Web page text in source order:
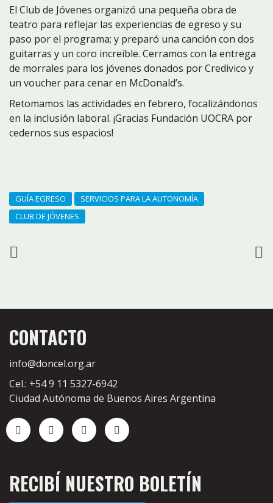
El Club de Jóvenes organizó una pequeña obra de
teatro para reflejar las experiencias de egreso y su
paso por el programa; y preparó una canción con dos
guitarras y un coro increíble. Cerramos con la entrega
de morrales para los jóvenes donados por Credivico y
un voucher para cenar en McDonald’s.
Retomamos las actividades en febrero, focalizándonos
en la inclusión laboral. ¡Gracias Fundación UOCRA por
cedernos sus espacios!
GUÍA EGRESO
SERVICIOS PARA LA AUTONOMÍA
CLUB DE JÓVENES
CONTACTO
info@doncel.org.ar
Cel.: +54 9 11 5327-6942
Ciudad Autónoma de Buenos Aires Argentina
RECIBÍ NUESTRO BOLETÍN